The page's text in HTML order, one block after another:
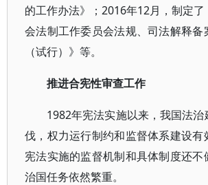
的工作办法》；2016年12月，制定
会法制工作委员会法规、司法解释备
（试行）》等。
推进合宪性审查工作
1982年宪法实施以来，我国法
伐，权力运行制约和监督体系建设有
宪法实施的监督机制和具体制度还不
治国任务依然繁重。